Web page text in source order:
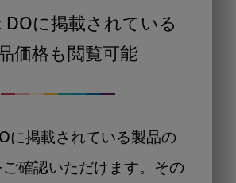
DOに掲載されている
価格も閲覧可能
に掲載されている製品の
確認いただけます。その